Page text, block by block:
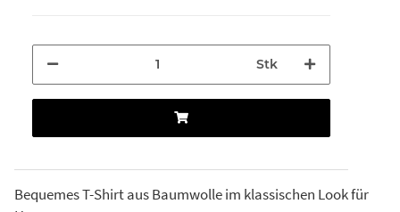
Stk
Bequemes T-Shirt aus Baumwolle im klassischen Look für